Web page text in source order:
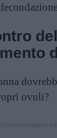
del
ovuli?